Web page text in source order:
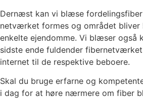
Dernæst kan vi blæse
netværket formes og området
enkelte ejendomme. Vi blæser også
sidste ende fuldender
internet til de respektive beboere.
Skal du bruge erfarne og
i dag for at høre nærmere om fiber